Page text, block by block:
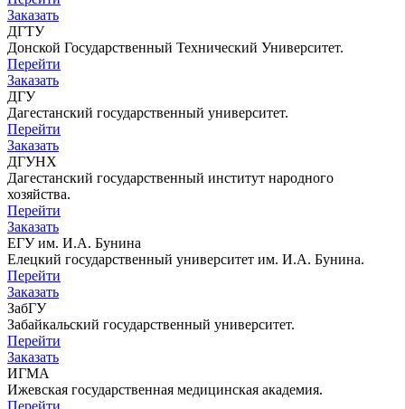
Заказать
ДГТУ
Донской Государственный Технический Университет.
Перейти
Заказать
ДГУ
Дагестанский государственный университет.
Перейти
Заказать
ДГУНХ
Дагестанский государственный институт народного
хозяйства.
Перейти
Заказать
ЕГУ им. И.А. Бунина
Елецкий государственный университет им. И.А. Бунина.
Перейти
Заказать
ЗабГУ
Забайкальский государственный университет.
Перейти
Заказать
ИГМА
Ижевская государственная медицинская академия.
Перейти